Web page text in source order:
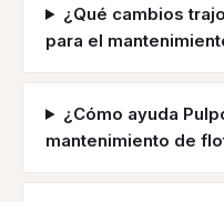
¿Qué cambios
para el
¿Cómo ayuda
mantenimiento de